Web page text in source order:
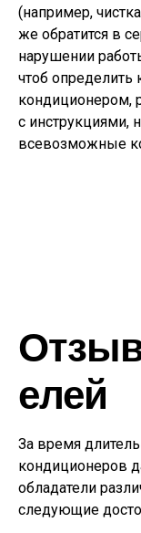
(например,
же обратится в
нарушении
чтоб определить
кондиционером,
с инструкциями,
всевозможные
елей
За время
кондиционеров
обладатели
следующие